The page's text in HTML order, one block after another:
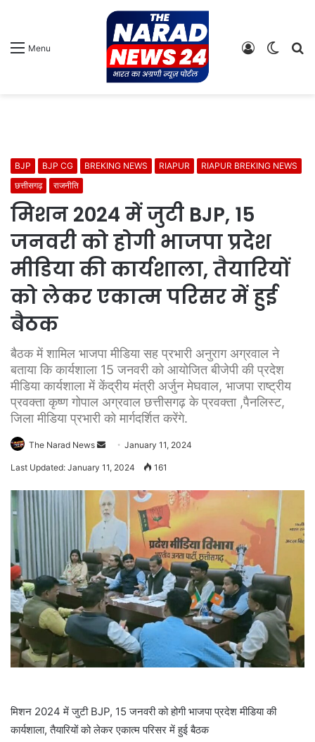
Menu
Switch
Log
BJP BJP CG BREKING NEWS RIAPUR
RIAPUR BREKING NEWS
छत्तीसगढ़
राजनीति
मिशन 2024 में जुटी BJP, 15
जनवरी को होगी भाजपा प्रदेश
मीडिया की कार्यशाला, तैयारियों
को लेकर एकात्म परिसर में हुई
बैठक
बैठक में शामिल भाजपा मीडिया सह प्रभारी अनुराग अग्रवाल ने
बताया कि कार्यशाला 15 जनवरी को आयोजित बीजेपी की प्रदेश
मीडिया कार्यशाला में केंद्रीय मंत्री अर्जुन मेघवाल, भाजपा राष्ट्रीय
प्रवक्ता कृष्ण गोपाल अग्रवाल छत्तीसगढ़ के प्रवक्ता ,पैनलिस्ट,
जिला मीडिया प्रभारी को मार्गदर्शित करेंगे.
The Narad News
Send January 11, 2024
Last Updated: January 11, 2024 161
मिशन 2024 में जुटी BJP, 15 जनवरी को होगी भाजपा प्रदेश मीडिया की
कार्यशाला, तैयारियों को लेकर एकात्म परिसर में हुई बैठक